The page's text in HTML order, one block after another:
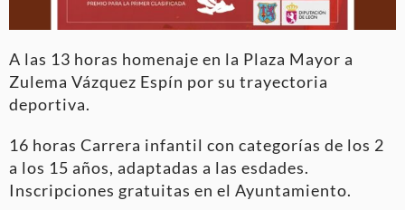
A las 13 horas homenaje en la Plaza Mayor a
Zulema Vázquez Espín por su trayectoria
deportiva.
16 horas Carrera infantil con categorías de los 2
a los 15 años, adaptadas a las esdades.
Inscripciones gratuitas en el Ayuntamiento.